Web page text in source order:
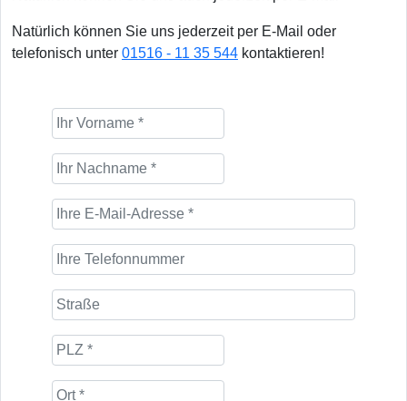
Natürlich können Sie uns jederzeit per E-Mail oder
telefonisch unter 01516 - 11 35 544 kontaktieren!